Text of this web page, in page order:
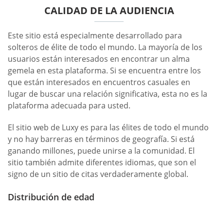
CALIDAD DE LA AUDIENCIA
Este sitio está especialmente desarrollado para
solteros de élite de todo el mundo. La mayoría de los
usuarios están interesados en encontrar un alma
gemela en esta plataforma. Si se encuentra entre los
que están interesados en encuentros casuales en
lugar de buscar una relación significativa, esta no es la
plataforma adecuada para usted.
El sitio web de Luxy es para las élites de todo el mundo
y no hay barreras en términos de geografía. Si está
ganando millones, puede unirse a la comunidad. El
sitio también admite diferentes idiomas, que son el
signo de un sitio de citas verdaderamente global.
Distribución de edad